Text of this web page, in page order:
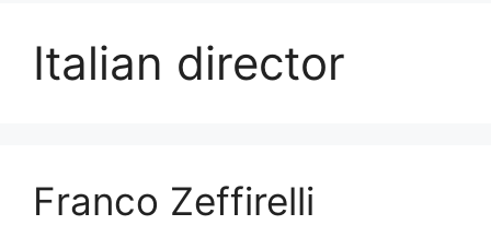
Italian director
Franco Zeffirelli